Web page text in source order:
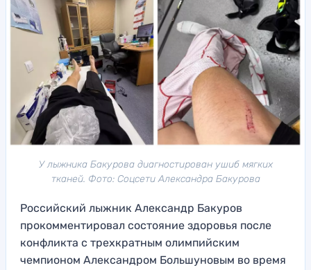
У лыжника Бакурова диагностирован ушиб мягких
тканей. Фото: Соцсети Александра Бакурова
Российский лыжник Александр Бакуров
прокомментировал состояние здоровья после
конфликта с трехкратным олимпийским
чемпионом Александром Большуновым во время